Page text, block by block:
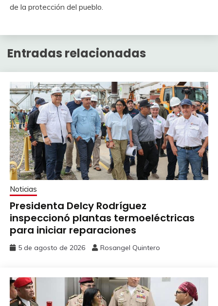
de la protección del pueblo.
Entradas relacionadas
Noticias
Presidenta Delcy Rodríguez
inspeccionó plantas termoeléctricas
para iniciar reparaciones
5 de agosto de 2026 Rosangel Quintero